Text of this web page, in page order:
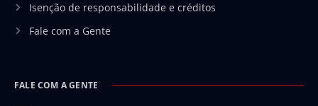
Isenção de responsabilidade e créditos
Fale com a Gente
FALE COM A GENTE